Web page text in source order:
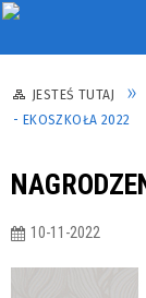
JESTEŚ TUTAJ
- EKOSZKOŁA 2022
10-11-2022